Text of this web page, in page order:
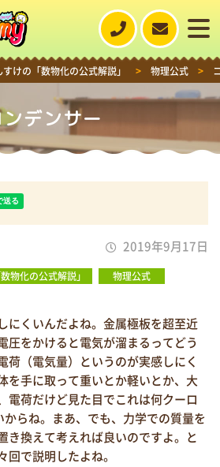
すけの「数物化の公式解説」 > 物理公式 >
デンサー
2019年9月17日
物化の公式解説」 物理公式
にくいんだよね。金属極板を超至近
圧をかけると電気が溜まるってどう
荷（電気量）というのが実感しにく
を手に取って重いとか軽いとか、大
電荷だけど見た目でこれは何クーロ
らね。まあ、でも、力学での質量を
き換えて考えれば良いのですよ。と
で説明したよね。